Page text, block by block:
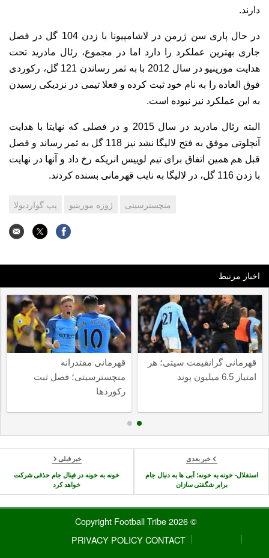
دارند.
در حال پاری سن ژرمن در لاشامپیونا با زدن 104 گل در فصل
جاری بهترین عملکرد را دارد اما در مجموع، رئال مادرید تحت
هدایت مورینیو در سال 2012 با به ثمر رساندن 121 گل، رکوردی
فوق العاده را به نام خود ثبت کرده و فعلا تیمی در نزدیکی رسیدن
به این عملکرد نیز نبوده است.
البته رئال مادرید در سال 2015 و در فصلی که نهایتا با هدایت
آنچلوتی موفق به فتح لالیگا نشد نیز 118 گل به ثمر رساند و فصل
قبل هم همین اتفاق برای تیم لوییس انریکه رخ داد و آنها در نهایت
با زدن 116 گل، در لالیگا به نایب قهرمانی بسنده کردند.
منچسترسیتی ژوزه مورینیو پپ گواردیولا
اخبار مرتبط
قهرمانی گرانقیمت سیتی؛ هر
امتیاز 6.5 میلیون پوند
قهرمانی مقتدرانه
منچسترسیتی؛ فصل ثبت
رکوردها
خبر بعدی
استقلال- خونه به خونه؛ آبی ها به دنبال جام
برابر شگفتی سازان
خبر قبلی
خونه به خونه در فینال جام حذفی شرکت
خواهد کرد
© 2026 Copyright Football Tribe
CONTACT
PRIVACY POLICY